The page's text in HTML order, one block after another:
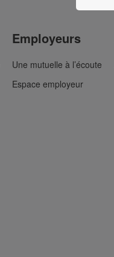
Employeurs
Une mutuelle à l’écoute
Espace employeur